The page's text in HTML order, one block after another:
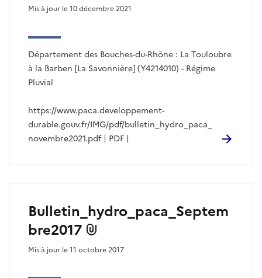
Département des Bouches-du-Rhône : La Touloubre
à la Barben [La Savonnière] (Y4214010) - Régime
Pluvial
Mis à jour le 10 décembre 2021
https://www.paca.developpement-
durable.gouv.fr/IMG/pdf/bulletin_hydro_paca_
novembre2021.pdf | PDF |
Bulletin_hydro_paca_Septem
bre2017
Mis à jour le 11 octobre 2017